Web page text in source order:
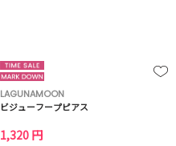
LAGUNAMOON
ビジューフープピアス
1,320 円